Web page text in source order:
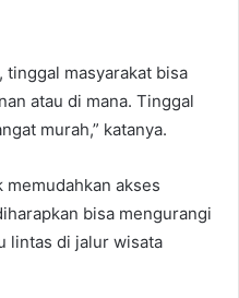
masyarakat bisa
atau di mana. Tinggal
murah,” katanya.
akses
bisa mengurangi
lintas di jalur wisata